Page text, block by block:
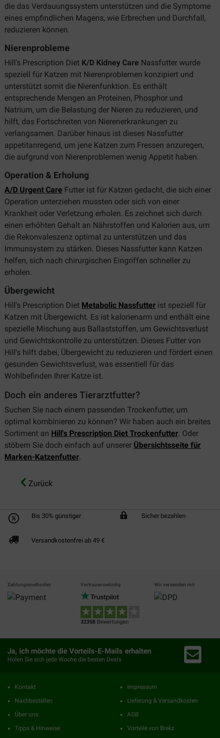
die das Verdauungssystem unterstützen und die Symptome
eines empfindlichen Magens, wie Erbrechen und Durchfall,
reduzieren können.
Nierenprobleme
Hill's Prescription Diet K/D Kidney Care Nassfutter wurde
speziell für Katzen mit Nierenproblemen konzipiert und
unterstützt somit die Nierenfunktion. Es enthält
entsprechende Mengen an Proteinen, Phosphor und
Natrium, um die Belastung der Nieren zu reduzieren, und
hilft, das Fortschreiten von Nierenerkrankungen zu
verlangsamen. Darüber hinaus ist dieses Nassfutter
appetitanregend, um jene Katzen zum Fressen anzuregen,
die aufgrund von Nierenproblemen wenig Appetit haben.
Operation & Erholung
A/D Urgent Care Futter ist für Katzen gedacht, die sich einer
Operation unterziehen mussten oder sich von einer
Krankheit oder Verletzung erholen. Es zeichnet sich durch
einen erhöhten Gehalt an Nährstoffen und Kalorien aus, um
die Rekonvaleszenz optimal zu unterstützen und das
Immunsystem zu stärken. Dieses Nassfutter kann Katzen
helfen, sich nach chirurgischen Eingriffen schneller zu
erholen.
Übergewicht
Hill's Prescription Diet Metabolic Nassfutter ist speziell für
Katzen mit Übergewicht. Es ist kalorienarm und enthält eine
spezielle Mischung aus Ballaststoffen, um Gewichtsverlust
und Gewichtskontrolle zu unterstützen. Dieses Futter von
Hill's hilft dabei, Übergewicht zu reduzieren und fördert einen
gesunden Gewichtsverlust, was essentiell für das
Wohlbefinden Ihrer Katze ist.
Doch ein anderes Tierarztfutter?
Suchen Sie nach einem passenden Trockenfutter, um
optimal kombinieren zu können? Wir haben auch ein breites
Sortiment an Hill's Prescription Diet Trockenfutter. Oder
stöbern Sie doch einfach auf unserer Übersichtsseite für
Marken-Katzenfutter.
Zurück
Bis 30% günstiger Sicher bezahlen
Versandkostenfrei ab 49 €
Zahlungsmethoden Vertrauenswürdig
32358 Bewertungen
Wir versenden mit
Ja, ich möchte die Vorteils-E-Mails erhalten
Holen Sie sich jede Woche die besten Deals
Kontakt
Nachbestellen
Über uns
Tipps & Hinweise
Impressum
Lieferung & Versandkosten
AGB
Vorteile von Brekz